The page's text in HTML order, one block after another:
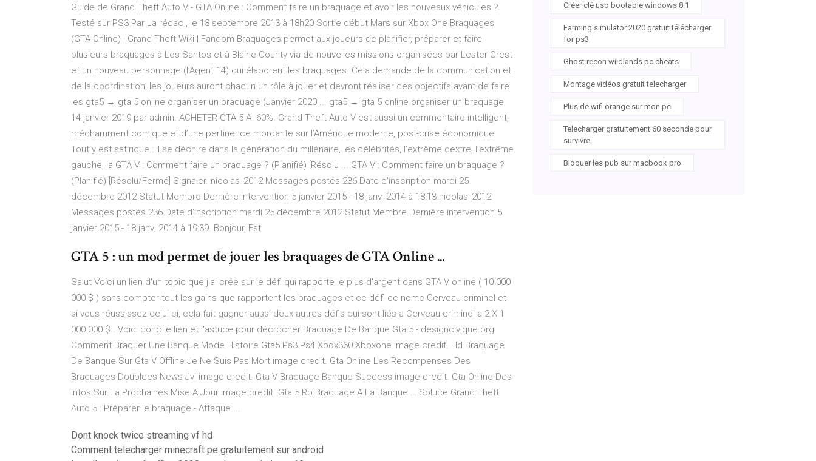
Guide de Grand Theft Auto V - GTA Online : Comment faire un braquage et avoir les nouveaux véhicules ?
Testé sur PS3 Par La rédac , le 18 septembre 2013 à 18h20 Sortie début Mars sur Xbox One Braquages
(GTA Online) | Grand Theft Wiki | Fandom Braquages permet aux joueurs de planifier, préparer et faire
plusieurs braquages à Los Santos et à Blaine County via de nouvelles missions organisées par Lester Crest
et un nouveau personnage (l'Agent 14) qui élaborent les braquages. Cela demande de la communication et
de la coordination, les joueurs auront chacun un rôle à jouer et devront réaliser des objectifs avant de faire
les gta5 → gta 5 online organiser un braquage (Janvier 2020 ... gta5 → gta 5 online organiser un braquage.
14 janvier 2019 par admin. ACHETER GTA 5 A -60%. Grand Theft Auto V est aussi un commentaire intelligent,
méchamment comique et d’une pertinence mordante sur l’Amérique moderne, post-crise économique.
Tout y est satirique : il se déchire dans la génération du millénaire, les célébrités, l’extrême dextre, l’extrême
gauche, la GTA V : Comment faire un braquage ? (Planifié) [Résolu ... GTA V : Comment faire un braquage ?
(Planifié) [Résolu/Fermé] Signaler. nicolas_2012 Messages postés 236 Date d'inscription mardi 25
décembre 2012 Statut Membre Dernière intervention 5 janvier 2015 - 18 janv. 2014 à 18:13 nicolas_2012
Messages postés 236 Date d'inscription mardi 25 décembre 2012 Statut Membre Dernière intervention 5
janvier 2015 - 18 janv. 2014 à 19:39. Bonjour, Est
GTA 5 : un mod permet de jouer les braquages de GTA Online ...
Salut Voici un lien d'un topic que j'ai crée sur le défi qui rapporte le plus d'argent dans GTA V online ( 10 000
000 $ ) sans compter tout les gains que rapportent les braquages et ce défi ce nome Cerveau criminel et
si vous réussissez celui ci, cela fait gagner aussi deux autres défis qui sont liés a Cerveau criminel a 2 X 1
000 000 $ . Voici donc le lien et l'astuce pour décrocher Braquage De Banque Gta 5 - designcivique.org
Comment Braquer Une Banque Mode Histoire Gta5 Ps3 Ps4 Xbox360 Xboxone image credit. Hd Braquage
De Banque Sur Gta V Offline Je Ne Suis Pas Mort image credit. Gta Online Les Recompenses Des
Braquages Doublees News Jvl image credit. Gta V Braquage Banque Success image credit. Gta Online Des
Infos Sur La Prochaines Mise A Jour image credit. Gta 5 Rp Braquage A La Banque … Soluce Grand Theft
Auto 5 : Préparer le braquage - Attaque ...
Dont knock twice streaming vf hd
Comment telecharger minecraft pe gratuitement sur android
Créer clé usb bootable windows 8.1
Farming simulator 2020 gratuit télécharger
for ps3
Ghost recon wildlands pc cheats
Montage vidéos gratuit telecharger
Plus de wifi orange sur mon pc
Telecharger gratuitement 60 seconde pour
survivre
Bloquer les pub sur macbook pro